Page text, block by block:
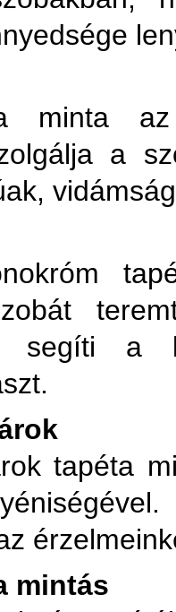
minta az
a
segíti a
tapéta
mintás